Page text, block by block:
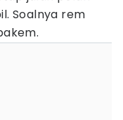
Soalnya rem